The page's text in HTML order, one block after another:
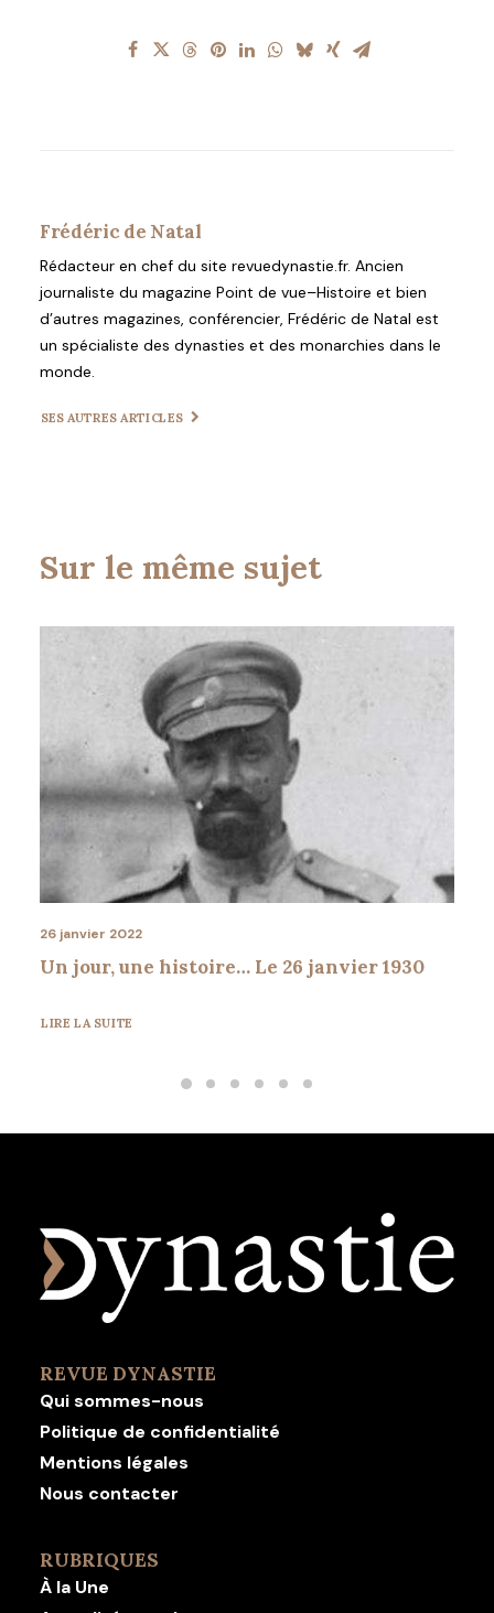
Frédéric de Natal
Rédacteur en chef du site revuedynastie.fr. Ancien
journaliste du magazine Point de vue–Histoire et bien
d’autres magazines, conférencier, Frédéric de Natal est
un spécialiste des dynasties et des monarchies dans le
monde.
SES AUTRES ARTICLES
Sur le même sujet
26 janvier 2022
Un jour, une histoire… Le 26 janvier 1930
LIRE LA SUITE
REVUE DYNASTIE
Qui sommes-nous
Politique de confidentialité
Mentions légales
Nous contacter
RUBRIQUES
À la Une